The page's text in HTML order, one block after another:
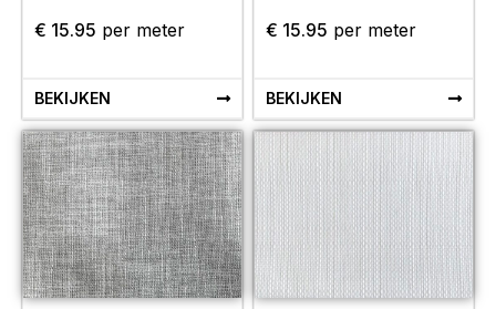
€ 15.95 per meter
BEKIJKEN
€ 15.95 per meter
BEKIJKEN